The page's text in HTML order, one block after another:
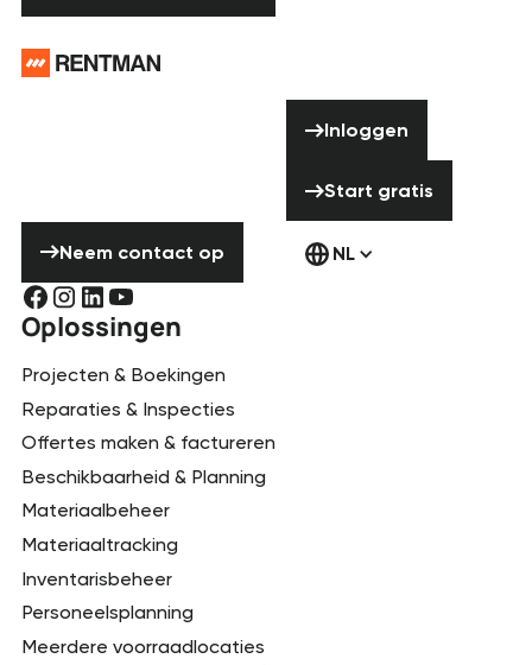
Neem contact op
Inloggen
Start gratis
NL
Oplossingen
Projecten & Boekingen
Reparaties & Inspecties
Offertes maken & factureren
Beschikbaarheid & Planning
Materiaalbeheer
Materiaaltracking
Inventarisbeheer
Personeelsplanning
Meerdere voorraadlocaties